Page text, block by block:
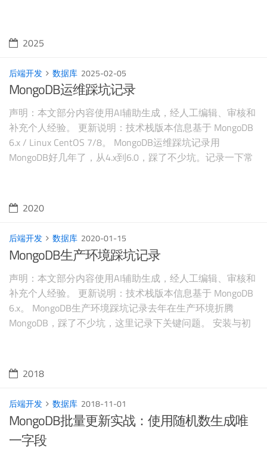
2025
后端开发 数据库 2025-02-05
MongoDB运维踩坑记录
声明：本文部分内容使用AI辅助生成，经人工编辑、审核和
补充个人经验。 更新说明：技术栈版本信息基于 MongoDB
6.x / Linux CentOS 7/8。 MongoDB运维踩坑记录用
MongoDB好几年了，从4.x到6.0，踩了不少坑。记录一下常
2020
后端开发 数据库 2020-01-15
MongoDB生产环境踩坑记录
声明：本文部分内容使用AI辅助生成，经人工编辑、审核和
补充个人经验。 更新说明：技术栈版本信息基于 MongoDB
6.x。 MongoDB生产环境踩坑记录去年在生产环境折腾
MongoDB，踩了不少坑，这里记录下关键问题。 安装与初
4.2.re2018
后端开发 数据库 2018-11-01
MongoDB批量更新实战：使用随机数生成唯
一字段